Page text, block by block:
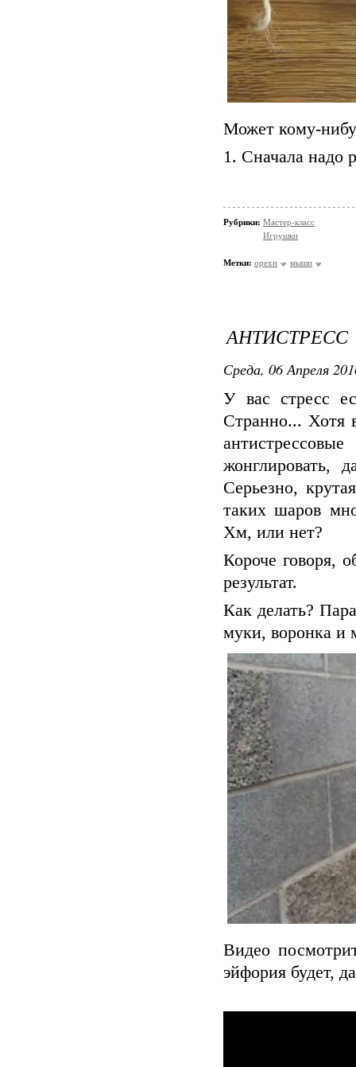
Может кому-
Сначала надо
Рубрики: Мастер-класс
Игрушки
Метки: орехи мыши
АНТИСТРЕСС
Среда, 06 Апреля
У вас стресс
Странно... Хотя
жонглировать,
Серьезно,
таких шаров
Хм, или нет?
Короче говоря,
результат.
Как делать?
муки, воронка и
Видео
эйфория будет,